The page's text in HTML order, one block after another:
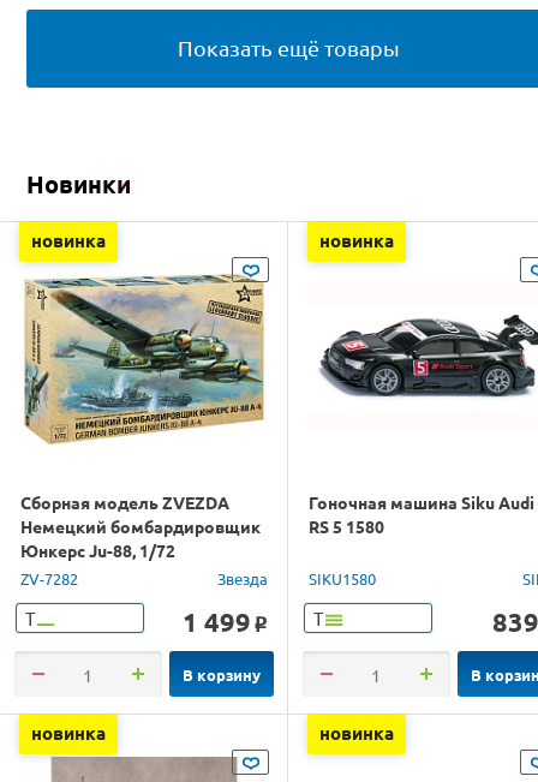
Показать ещё товары
Новинки
новинка
Сборная модель ZVEZDA
Немецкий бомбардировщик
Юнкерс Ju-88, 1/72
ZV-7282 Звезда
Т 1 499 o
В корзину
новинка
Гоночная машина Siku Audi
RS 5 1580
SIKU1580
Т 839
В
новинка новинка